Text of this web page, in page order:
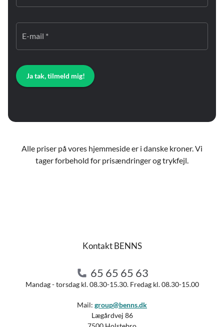
E-mail *
Ja tak, tilmeld mig!
Alle priser på vores hjemmeside er i danske kroner. Vi
tager forbehold for prisændringer og trykfejl.
Kontakt BENNS
65 65 65 63
Mandag - torsdag kl. 08.30-15.30. Fredag kl. 08.30-15.00
Mail: group@benns.dk
Lægårdvej 86